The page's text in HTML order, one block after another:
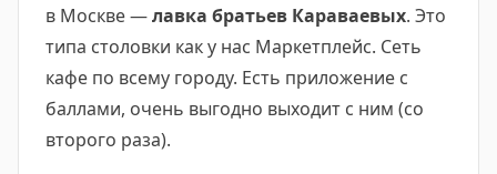
в Москве —лавка братьев Караваевых. Это
типа столовки как у нас Маркетплейс. Сеть
кафе по всему городу. Есть приложение с
баллами, очень выгодно выходит с ним (со
второго раза).